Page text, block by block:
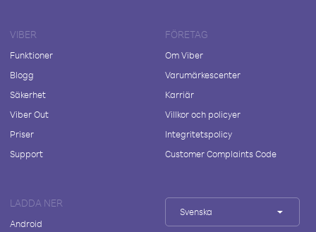
VIBER
Funktioner
Blogg
Säkerhet
Viber Out
Priser
Support
FÖRETAG
Om Viber
Varumärkescenter
Karriär
Villkor och policyer
Integritetspolicy
Customer Complaints Code
LADDA NER
Android
Svenska